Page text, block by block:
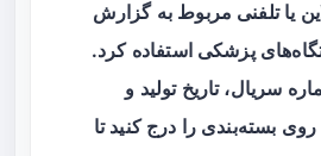
یا تلفنی مربوط به گزارش
پزشکی استفاده کرد.
سریال، تاریخ تولید و
بسته‌بندی را درج کنید تا